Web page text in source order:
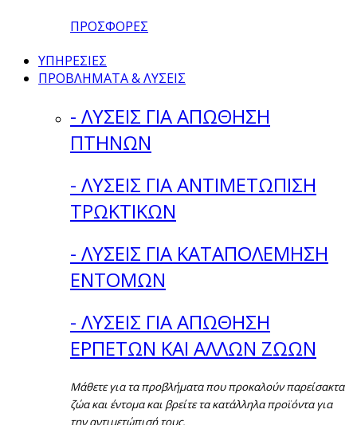
ΠΡΟΣΦΟΡΕΣ
ΥΠΗΡΕΣΙΕΣ
ΠΡΟΒΛΗΜΑΤΑ & ΛΥΣΕΙΣ
- ΛΥΣΕΙΣ ΓΙΑ ΑΠΩΘΗΣΗ
ΠΤΗΝΩΝ
- ΛΥΣΕΙΣ ΓΙΑ ΑΝΤΙΜΕΤΩΠΙΣΗ
ΤΡΩΚΤΙΚΩΝ
- ΛΥΣΕΙΣ ΓΙΑ ΚΑΤΑΠΟΛΕΜΗΣΗ
ΕΝΤΟΜΩΝ
- ΛΥΣΕΙΣ ΓΙΑ ΑΠΩΘΗΣΗ
ΕΡΠΕΤΩΝ ΚΑΙ ΑΛΛΩΝ ΖΩΩΝ
Μάθετε για τα προβλήματα που προκαλούν παρείσακτα
ζώα και έντομα και βρείτε τα κατάλληλα προϊόντα για
την αντιμετώπισή τους.